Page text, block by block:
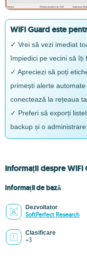
WIFI Guard este
✓ Vrei să vezi imediat
împiedici pe vecini să îți
✓ Apreciezi să poți
primești alerte
conectează la rețeaua ta
✓ Preferi să exporți
backup și o
Informații despre WIFI
Informații de bază
Dezvoltator
SoftPerfect Research
Clasificare
+3